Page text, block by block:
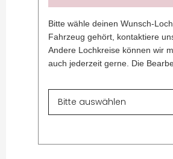
x
Bitte wähle deinen Wunsch-
Fahrzeug gehört, kontaktiere
Andere Lochkreise können wir
auch jederzeit gerne. Die